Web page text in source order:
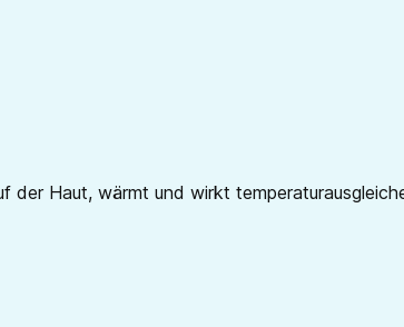
der Haut, wärmt und wirkt